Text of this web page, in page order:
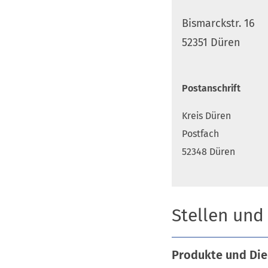
Bismarckstr. 16
52351 Düren
Postanschrift
Kreis Düren
Postfach
52348 Düren
Stellen
Produkte und